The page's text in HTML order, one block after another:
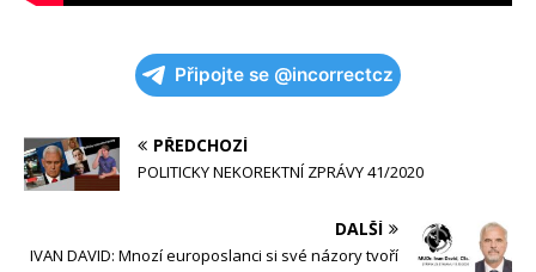
Připojte se @incorrectcz
PŘEDCHOZÍ
POLITICKY NEKOREKTNÍ ZPRÁVY 41/2020
DALŠÍ
IVAN DAVID: Mnozí europoslanci si své názory tvoří